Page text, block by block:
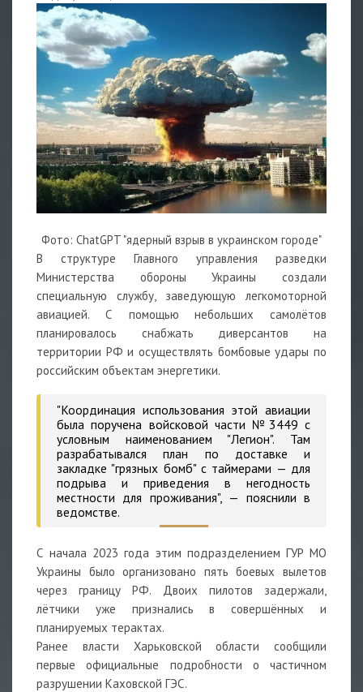
Фото: ChatGPT "ядерный взрыв в украинском городе"
В структуре Главного управления разведки
Министерства обороны Украины создали
специальную службу, заведующую легкомоторной
авиацией. С помощью небольших самолётов
планировалось снабжать диверсантов на
территории РФ и осуществлять бомбовые удары по
российским объектам энергетики.
"Координация использования этой авиации
была поручена войсковой части №3449 с
условным наименованием "Легион". Там
разрабатывался план по доставке и
закладке "грязных бомб" с таймерами — для
подрыва и приведения в негодность
местности для проживания", — пояснили в
ведомстве.
С начала 2023 года этим подразделением ГУР МО
Украины было организовано пять боевых вылетов
через границу РФ. Двоих пилотов задержали,
лётчики уже признались в совершённых и
планируемых терактах.
Ранее власти Харьковской области сообщили
первые
официальные подробности
о частичном
разрушении Каховской ГЭС.